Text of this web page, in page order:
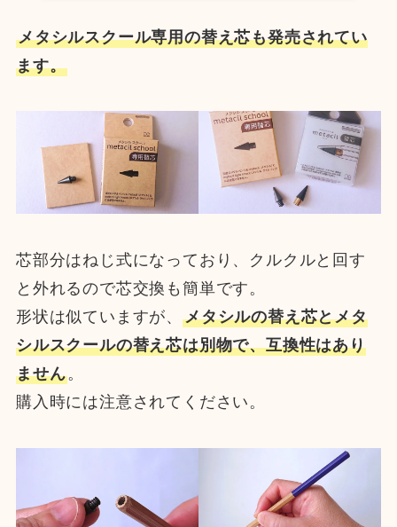
メタシルスクール専用の替え芯も発売されてい
ます。
芯部分はねじ式になっており、クルクルと回す
と外れるので芯交換も簡単です。
形状は似ていますが、 メタシルの替え芯とメタ
シルスクールの替え芯は別物で、互換性はあり
ません。
購入時には注意されてください。